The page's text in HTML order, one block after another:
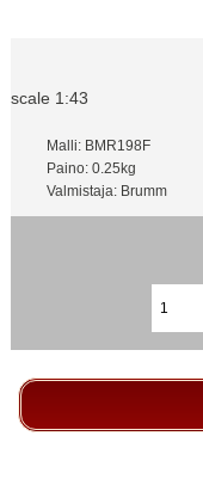
scale 1:43
Malli: BMR198F
Paino: 0.25kg
Valmistaja: Brumm